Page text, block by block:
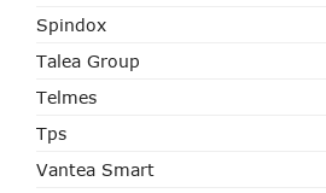
Spindox
Talea Group
Telmes
Tps
Vantea Smart